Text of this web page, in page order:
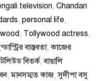
television, Chandan
, personal life,
, Tollywood actress,
বাস্তবতা,কাজের
টলিউড বিতর্ক,বাঙালি
,মানসম্মত কাজ,সুদীপা বসু